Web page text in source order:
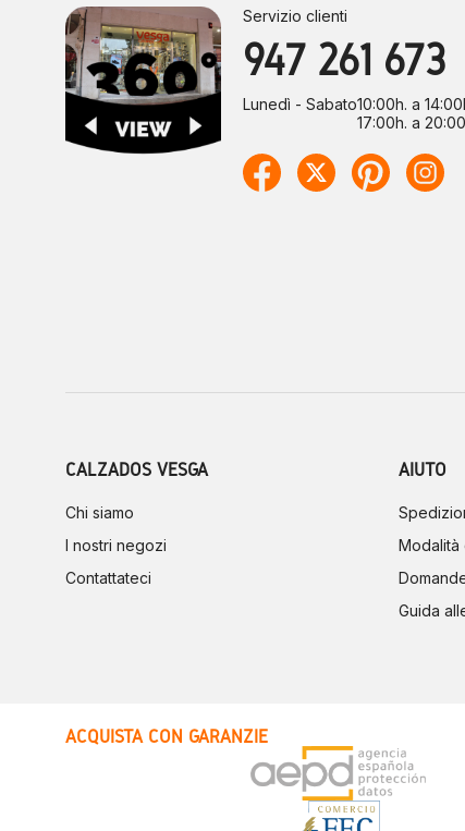
Servizio clienti
947 261 673
Lunedì - Sabato10:00h. a
17:00h. a
CALZADOS VESGA
Chi siamo
I nostri negozi
Contattateci
AIUTO
Modalità
Guida
ACQUISTA CON GARANZIE